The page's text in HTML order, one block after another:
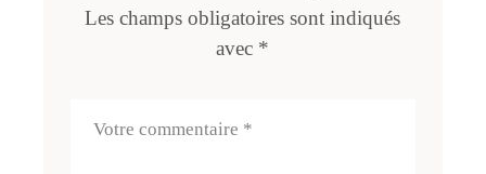
Les champs obligatoires sont indiqués
avec *